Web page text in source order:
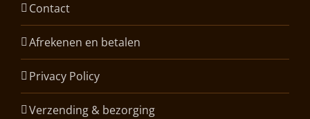
Contact
Afrekenen en betalen
Privacy Policy
Verzending & bezorging